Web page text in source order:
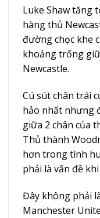
Luke Shaw tăng
hàng thủ
đường chọc khe
khoảng trống
Newcastle.
Cú sút chân trái
hảo nhất nhưng
giữa 2 chân của
Thủ thành
hơn trong tình
phải là vấn đề
Đây không phải
Manchester